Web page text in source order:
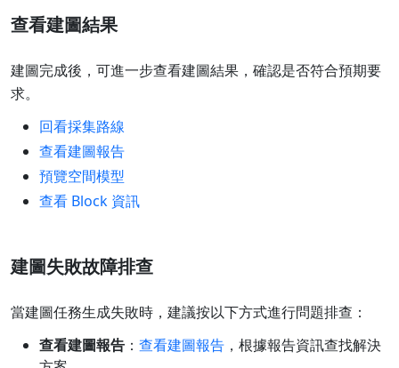
查看建圖結果
建圖完成後，可進一步查看建圖結果，確認是否符合預期要
求。
回看採集路線
查看建圖報告
預覽空間模型
查看 Block 資訊
建圖失敗故障排查
當建圖任務生成失敗時，建議按以下方式進行問題排查：
查看建圖報告 ： 查看建圖報告 ，根據報告資訊查找解決